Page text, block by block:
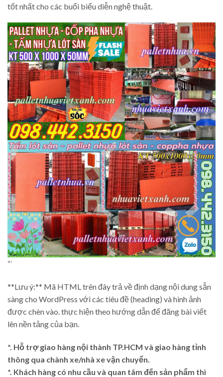
tốt nhất cho các buổi biểu diễn nghệ thuật.
“`
**Lưu ý:** Mã HTML trên đây trả về định dạng nội dung sẵn
sàng cho WordPress với các tiêu đề (heading) và hình ảnh
được chèn vào. thực hiện theo hướng dẫn để đăng bài viết
lên nền tảng của bạn.
*. Hỗ trợ giao hàng nội thành TP.HCM và giao hàng tỉnh
thông qua chành xe/nhà xe vận chuyển.
*. Khách hàng có nhu cầu và quan tâm đến sản phẩm thì